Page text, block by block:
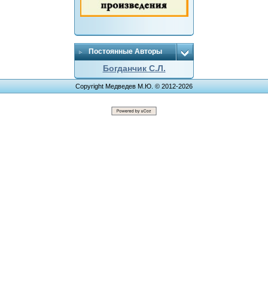
Постоянные Авторы
Богданчик С.Л.
Copyright Медведев М.Ю. © 2012-2026